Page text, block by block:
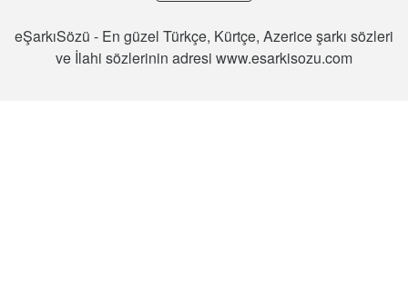
eŞarkıSözü - En güzel Türkçe, Kürtçe, Azerice şarkı sözleri
ve İlahi sözlerinin adresi www.esarkisozu.com